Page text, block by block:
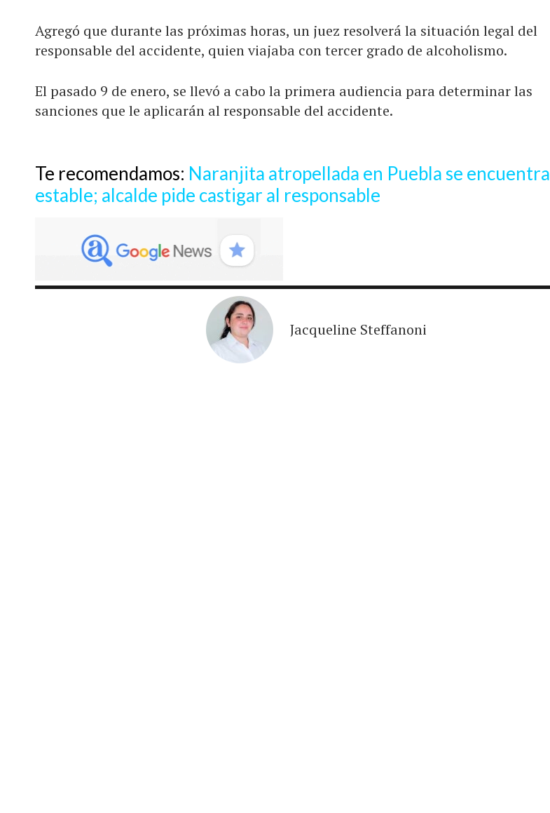
Agregó que durante las próximas horas, un juez resolverá la situación legal del
responsable del accidente, quien viajaba con tercer grado de alcoholismo.
El pasado 9 de enero, se llevó a cabo la primera audiencia para determinar las
sanciones que le aplicarán al responsable del accidente.
Te recomendamos: Naranjita atropellada en Puebla se encuentra
estable; alcalde pide castigar al responsable
Jacqueline Steffanoni